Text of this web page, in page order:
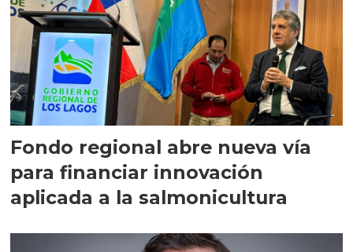
Fondo regional abre nueva vía
para financiar innovación
aplicada a la salmonicultura